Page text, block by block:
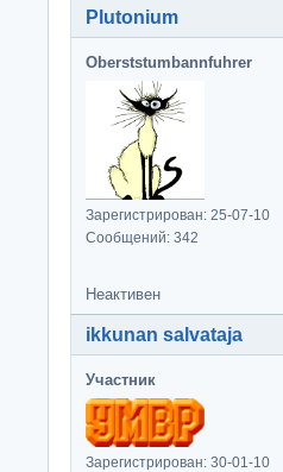
Plutonium
Oberststumbannfuhrer
Зарегистрирован: 25-07-10
Сообщений: 342
Неактивен
ikkunan salvataja
Участник
Зарегистрирован: 30-01-10